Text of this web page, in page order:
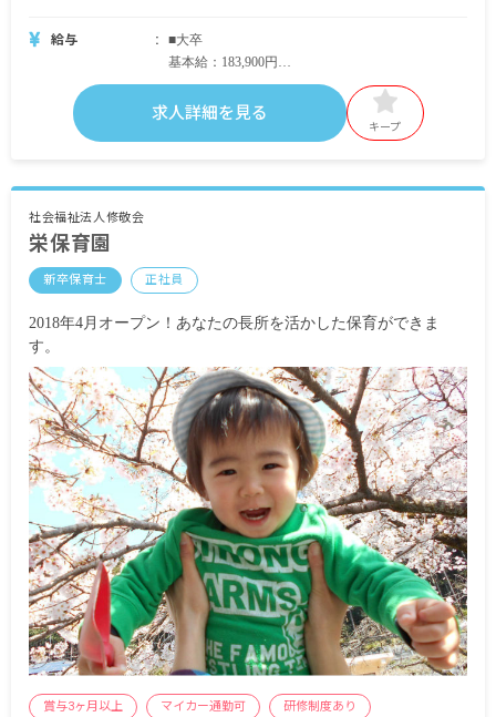
給与
■大卒
基本給：183,900円
特殊業務手当：18,390円
合計：202,290円
特殊業務手当：17,970円
基本給：175,500円
合計：193,050円
■専門卒
基本給：175,500円
特殊業務手当：17,550円
合計：193,050円
求人詳細を見る
キープ
社会福祉法人修敬会
栄保育園
新卒保育士 正社員
2018年4月オープン！あなたの長所を活かした保育ができま
す。
賞与3ヶ月以上 マイカー通勤可 研修制度あり